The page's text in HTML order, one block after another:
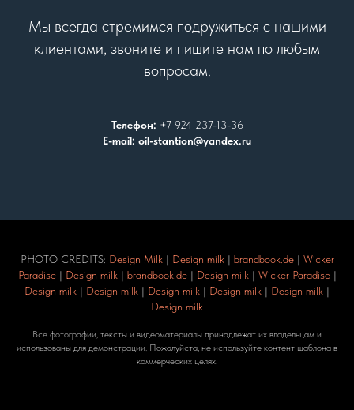
Мы всегда стремимся подружиться с нашими
клиентами, звоните и пишите нам по любым
вопросам.
Телефон: +7 924 237-13-36
E-mail: oil-stantion@yandex.ru
PHOTO CREDITS: Design Milk | Design milk | brandbook.de| Wicker
Paradise| Design milk | brandbook.de| Design milk | Wicker Paradise|
Design milk | Design milk | Design milk | Design milk | Design milk |
Design milk
Все фотографии, тексты и видеоматериалы принадлежат их владельцам и
использованы для демонстрации. Пожалуйста, не используйте контент шаблона в
коммерческих целях.